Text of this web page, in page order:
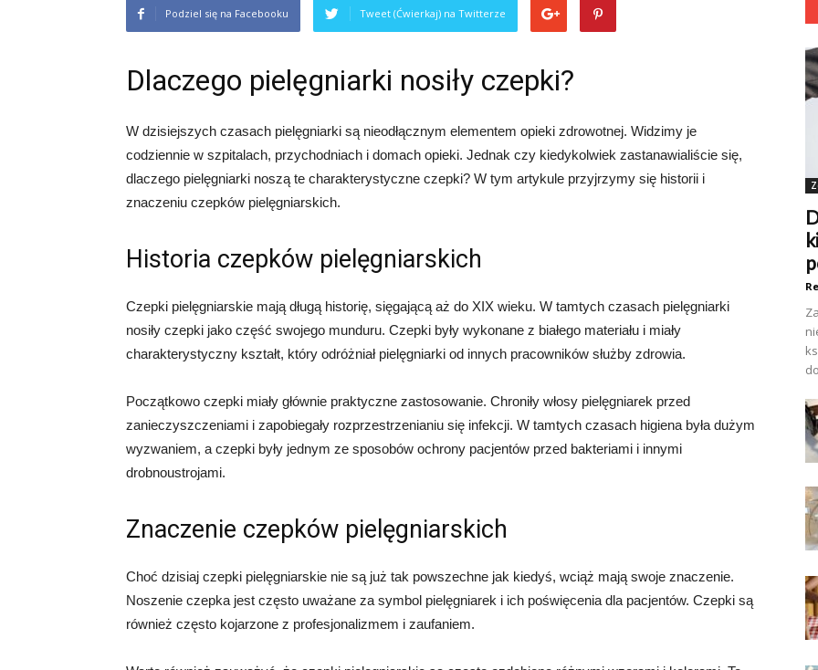
Podziel się na Facebooku Tweet (Ćwierkaj) na Twitterze
Dlaczego pielęgniarki nosiły czepki?
W dzisiejszych czasach pielęgniarki są nieodłącznym elementem opieki zdrowotnej. Widzimy je
codziennie w szpitalach, przychodniach i domach opieki. Jednak czy kiedykolwiek zastanawialiście się,
dlaczego pielęgniarki noszą te charakterystyczne czepki? W tym artykule przyjrzymy się historii i
znaczeniu czepków pielęgniarskich.
Historia czepków pielęgniarskich
Czepki pielęgniarskie mają długą historię, sięgającą aż do XIX wieku. W tamtych czasach pielęgniarki
nosiły czepki jako część swojego munduru. Czepki były wykonane z białego materiału i miały
charakterystyczny kształt, który odróżniał pielęgniarki od innych pracowników służby zdrowia.
Początkowo czepki miały głównie praktyczne zastosowanie. Chroniły włosy pielęgniarek przed
zanieczyszczeniami i zapobiegały rozprzestrzenianiu się infekcji. W tamtych czasach higiena była dużym
wyzwaniem, a czepki były jednym ze sposobów ochrony pacjentów przed bakteriami i innymi
drobnoustrojami.
Znaczenie czepków pielęgniarskich
Choć dzisiaj czepki pielęgniarskie nie są już tak powszechne jak kiedyś, wciąż mają swoje znaczenie.
Noszenie czepka jest często uważane za symbol pielęgniarek i ich poświęcenia dla pacjentów. Czepki są
również często kojarzone z profesjonalizmem i zaufaniem.